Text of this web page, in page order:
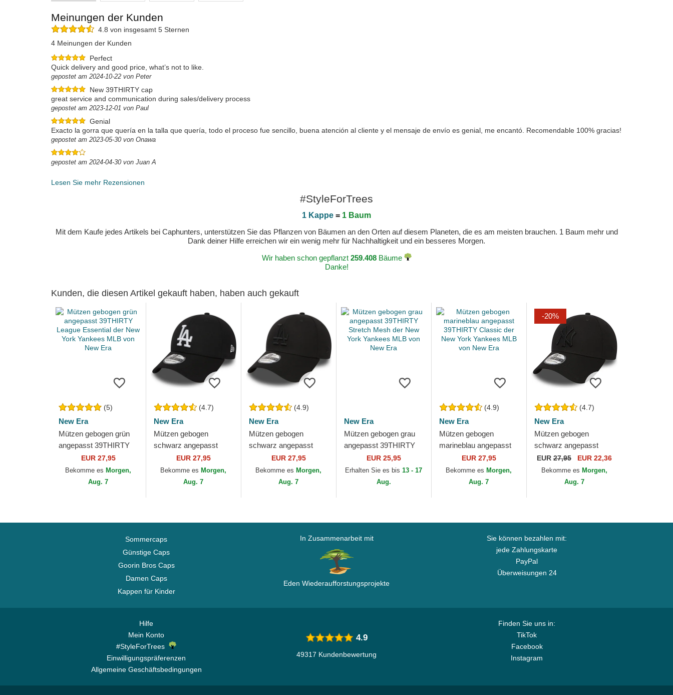
Meinungen der Kunden
4.8 von insgesamt 5 Sternen
4 Meinungen der Kunden
Perfect
Quick delivery and good price, what’s not to like.
gepostet am 2024-10-22 von Peter
New 39THIRTY cap
great service and communication during sales/delivery process
gepostet am 2023-12-01 von Paul
Genial
Exacto la gorra que quería en la talla que quería, todo el proceso fue sencillo, buena atención al cliente y el mensaje de envío es genial, me encantó. Recomendable 100% gracias!
gepostet am 2023-05-30 von Onawa
gepostet am 2024-04-30 von Juan A
Lesen Sie mehr Rezensionen
#StyleForTrees
1 Kappe = 1 Baum
Mit dem Kaufe jedes Artikels bei Caphunters, unterstützen Sie das Pflanzen von Bäumen an den Orten auf diesem Planeten, die es am meisten brauchen. 1 Baum mehr und
Dank deiner Hilfe erreichen wir ein wenig mehr für Nachhaltigkeit und ein besseres Morgen.
Wir haben schon gepflanzt 259.408Bäume
Danke!
Kunden, die diesen Artikel gekauft haben, haben auch gekauft
(5)
New Era
Mützen gebogen grün
angepasst 39THIRTY
League Essential der
New York Yankees
MLB von New Era
EUR 27,95
Bekomme es Morgen,
Aug. 7
(4.7)
New Era
Mützen gebogen
schwarz angepasst
39THIRTY Essential der
Los Angeles Dodgers
MLB von New Era
EUR 27,95
Bekomme es Morgen,
Aug. 7
(4.9)
New Era
Mützen gebogen
schwarz angepasst
39THIRTY Essential der
Los Angeles Dodgers
MLB von New Era
EUR 27,95
Bekomme es Morgen,
Aug. 7
New Era
Mützen gebogen grau
angepasst 39THIRTY
Stretch Mesh der New
York Yankees MLB von
EUR 25,95
Erhalten Sie es bis13 - 17
Aug.
(4.9)
New Era
Mützen gebogen
marineblau angepasst
39THIRTY Classic der
New York Yankees
MLB von New Era
EUR 27,95
Bekomme es Morgen,
Aug. 7
-20%
(4.7)
New Era
Mützen gebogen
schwarz angepasst
39THIRTY Classic der
New York Yankees MLB
von New Era
EUR 27,95 EUR 22,36
Bekomme es Morgen,
Aug. 7
Sommercaps
Günstige Caps
Goorin Bros Caps
Damen Caps
Kappen für Kinder
In Zusammenarbeit mit
Eden Wiederaufforstungsprojekte
Sie können bezahlen mit:
jede Zahlungskarte
PayPal
Überweisungen 24
Hilfe
Mein Konto
#StyleForTrees
Einwilligungspräferenzen
Allgemeine Geschäftsbedingungen
Finden Sie uns in:
TikTok
Facebook
Instagram
4.9
49317 Kundenbewertung